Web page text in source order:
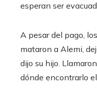
esperan ser
A pesar del pago,
mataron a Alemi,
dijo su hijo.
dónde encontrarlo